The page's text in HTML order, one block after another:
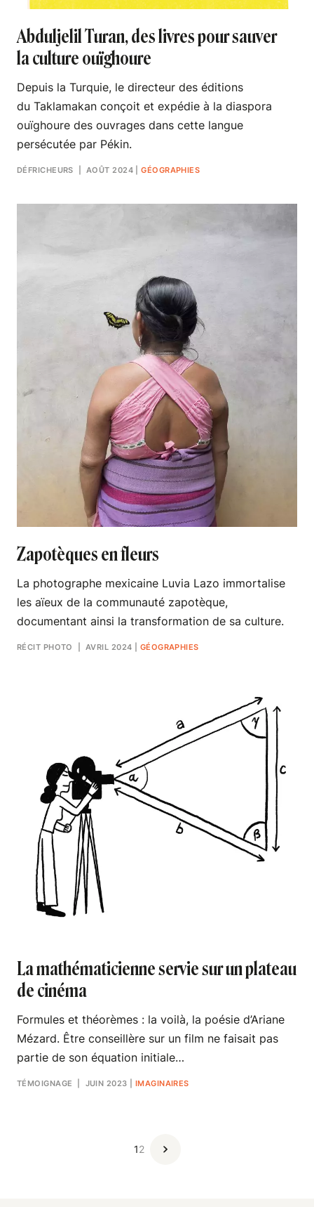
Abduljelil Turan, des livres pour sauver
la culture ouïghoure
Depuis la Turquie, le directeur des éditions
du Taklamakan conçoit et expédie à la diaspora
ouïghoure des ouvrages dans cette langue
persécutée par Pékin.
DÉFRICHEURS | AOÛT 2024 |GÉOGRAPHIES
Zapotèques en fleurs
La photographe mexicaine Luvia Lazo immortalise
les aïeux de la communauté zapotèque,
documentant ainsi la transformation de sa culture.
RÉCIT PHOTO | AVRIL 2024 GÉOGRAPHIES
La mathématicienne servie sur un plateau
de cinéma
Formules et théorèmes : la voilà, la poésie d’Ariane
Mézard. Être conseillère sur un film ne faisait pas
partie de son équation initiale…
TÉMOIGNAGE | JUIN 2023 IMAGINAIRES
12